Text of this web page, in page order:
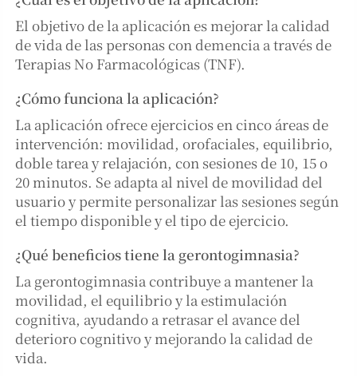
El objetivo de la aplicación es mejorar la calidad
de vida de las personas con demencia a través de
Terapias No Farmacológicas (TNF).
¿Cómo funciona la aplicación?
La aplicación ofrece ejercicios en cinco áreas de
intervención: movilidad, orofaciales, equilibrio,
doble tarea y relajación, con sesiones de 10, 15 o
20 minutos. Se adapta al nivel de movilidad del
usuario y permite personalizar las sesiones según
el tiempo disponible y el tipo de ejercicio.
¿Qué beneficios tiene la gerontogimnasia?
La gerontogimnasia contribuye a mantener la
movilidad, el equilibrio y la estimulación
cognitiva, ayudando a retrasar el avance del
deterioro cognitivo y mejorando la calidad de
vida.